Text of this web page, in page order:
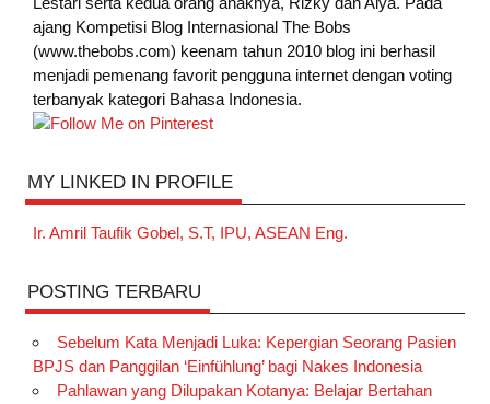
ajang Kompetisi Blog Internasional The Bobs
(www.thebobs.com) keenam tahun 2010 blog ini berhasil
menjadi pemenang favorit pengguna internet dengan voting
terbanyak kategori Bahasa Indonesia.
MY LINKED IN PROFILE
Ir. Amril Taufik Gobel, S.T, IPU, ASEAN Eng.
POSTING TERBARU
Sebelum Kata Menjadi Luka: Kepergian Seorang Pasien
BPJS dan Panggilan ‘Einfühlung’ bagi Nakes Indonesia
Pahlawan yang Dilupakan Kotanya: Belajar Bertahan